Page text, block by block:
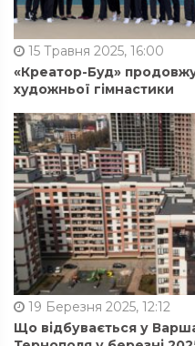
15 Травня 2025, 16:00
«Креатор-Буд»
художньої гімнастики
19 Березня 2025, 12:12
Що відбувається у